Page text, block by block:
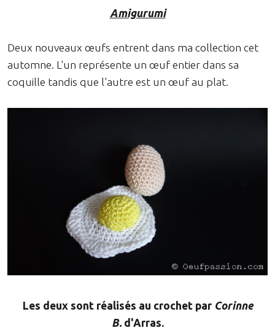
Amigurumi
Deux nouveaux œufs entrent dans ma collection cet
automne. L'un représente un œuf entier dans sa
coquille tandis que l'autre est un œuf au plat.
Les deux sont réalisés au crochet par Corinne
B.d'Arras.